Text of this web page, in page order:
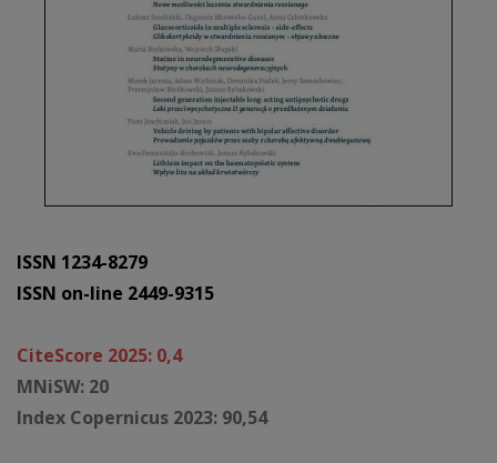
ISSN 1234-8279
ISSN on-line 2449-9315
CiteScore 2025: 0,4
MNiSW: 20
Index Copernicus 2023: 90,54